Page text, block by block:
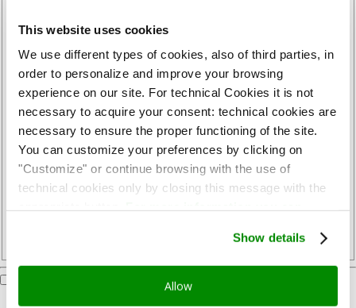
This website uses cookies
We use different types of cookies, also of third parties, in
order to personalize and improve your browsing
experience on our site. For technical Cookies it is not
necessary to acquire your consent: technical cookies are
necessary to ensure the proper functioning of the site.
You can customize your preferences by clicking on
"Customize" or continue browsing with the use of
technical cookies only by closing this message with the
Show details
Allow
電子メール*
メールアドレス(確認*
電話または携帯電話番号*
I declare that I have read and understood the